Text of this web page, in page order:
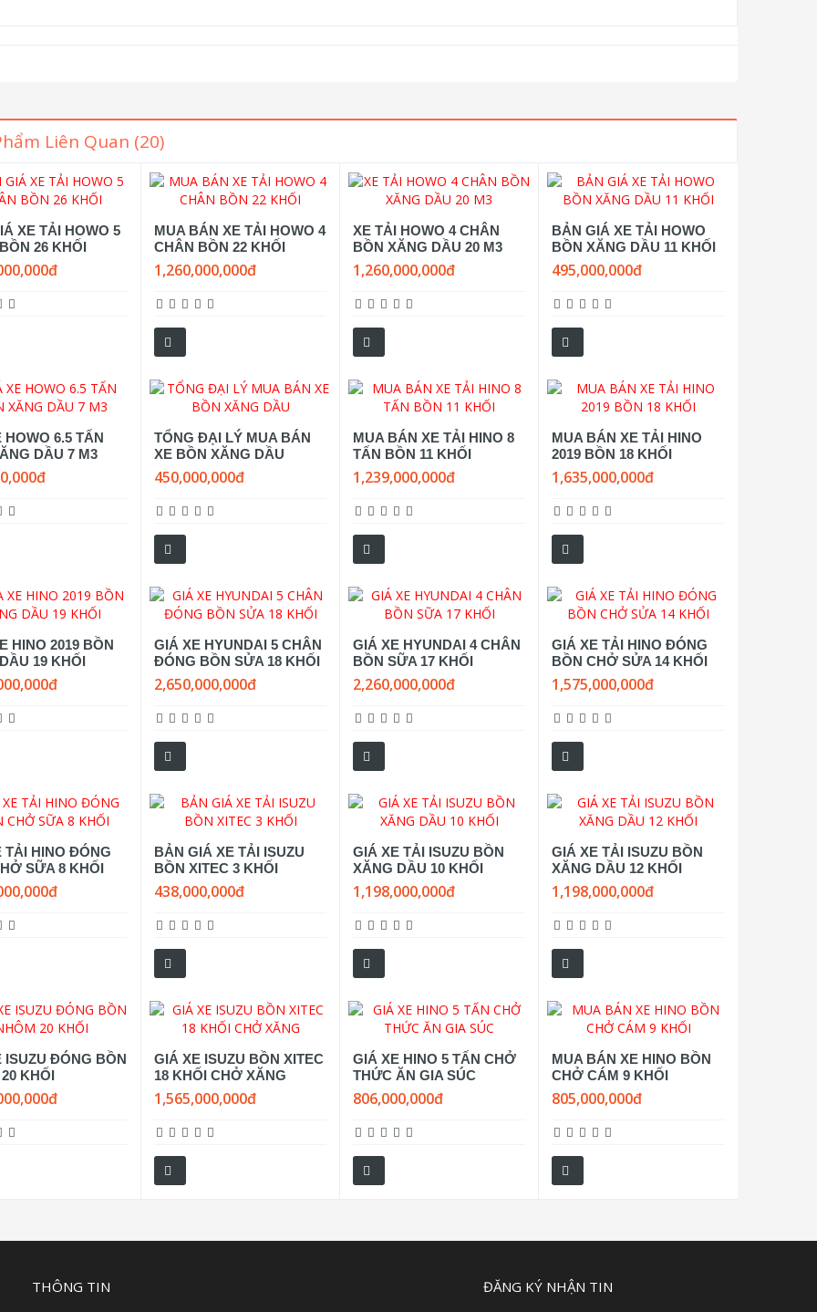
Liên Quan (20)
XE TẢI HOWO 5
26 KHỐI
MUA BÁN XE TẢI HOWO 4
CHÂN BỒN 22 KHỐI
1,260,000,000đ
XE TẢI HOWO 4 CHÂN
BỒN XĂNG DẦU 20 M3
1,260,000,000đ
BẢN GIÁ XE TẢI HOWO
BỒN XĂNG DẦU 11 KHỐI
495,000,000đ
HOWO 6.5 TẤN
DẦU 7 M3
TỔNG ĐẠI LÝ MUA BÁN
XE BỒN XĂNG DẦU
450,000,000đ
MUA BÁN XE TẢI HINO 8
TẤN BỒN 11 KHỐI
1,239,000,000đ
MUA BÁN XE TẢI HINO
2019 BỒN 18 KHỐI
1,635,000,000đ
HINO 2019 BỒN
19 KHỐI
GIÁ XE HYUNDAI 5 CHÂN
ĐÓNG BỒN SỬA 18 KHỐI
2,650,000,000đ
GIÁ XE HYUNDAI 4 CHÂN
BỒN SỮA 17 KHỐI
2,260,000,000đ
GIÁ XE TẢI HINO ĐÓNG
BỒN CHỞ SỬA 14 KHỐI
1,575,000,000đ
TẢI HINO ĐÓNG
SỮA 8 KHỐI
BẢN GIÁ XE TẢI ISUZU
BỒN XITEC 3 KHỐI
438,000,000đ
GIÁ XE TẢI ISUZU BỒN
XĂNG DẦU 10 KHỐI
1,198,000,000đ
GIÁ XE TẢI ISUZU BỒN
XĂNG DẦU 12 KHỐI
1,198,000,000đ
ISUZU ĐÓNG BỒN
KHỐI
GIÁ XE ISUZU BỒN XITEC
18 KHỐI CHỞ XĂNG
1,565,000,000đ
GIÁ XE HINO 5 TẤN CHỞ
THỨC ĂN GIA SÚC
806,000,000đ
MUA BÁN XE HINO BỒN
CHỞ CÁM 9 KHỐI
805,000,000đ
THÔNG TIN ĐĂNG KÝ NHẬN TIN